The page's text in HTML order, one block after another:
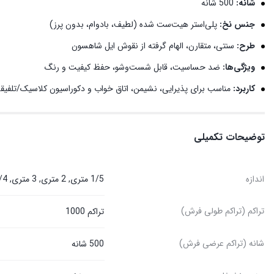
شانه:
جنس نخ: پلی‌استر هیت‌ست شده (لطیف، بادوام، بدون پرز)
طرح: سنتی، متقارن، الهام گرفته از نقوش ایل شاهسون
ویژگی‌ها: ضد حساسیت، قابل شست‌وشو، حفظ کیفیت و رنگ
کاربرد: مناسب برای پذیرایی، نشیمن، اتاق خواب و دکوراسیون کلاسیک/
توضیحات تکمیلی
اندازه 1/5 متری, 2 متری, 3 متری, 3/4 متری, 4 متری, 6 متری, 9 متری, 12 متری
تراکم (تراکم طولی فرش) تراکم 1000
شانه (تراکم عرضی فرش) 500 شانه